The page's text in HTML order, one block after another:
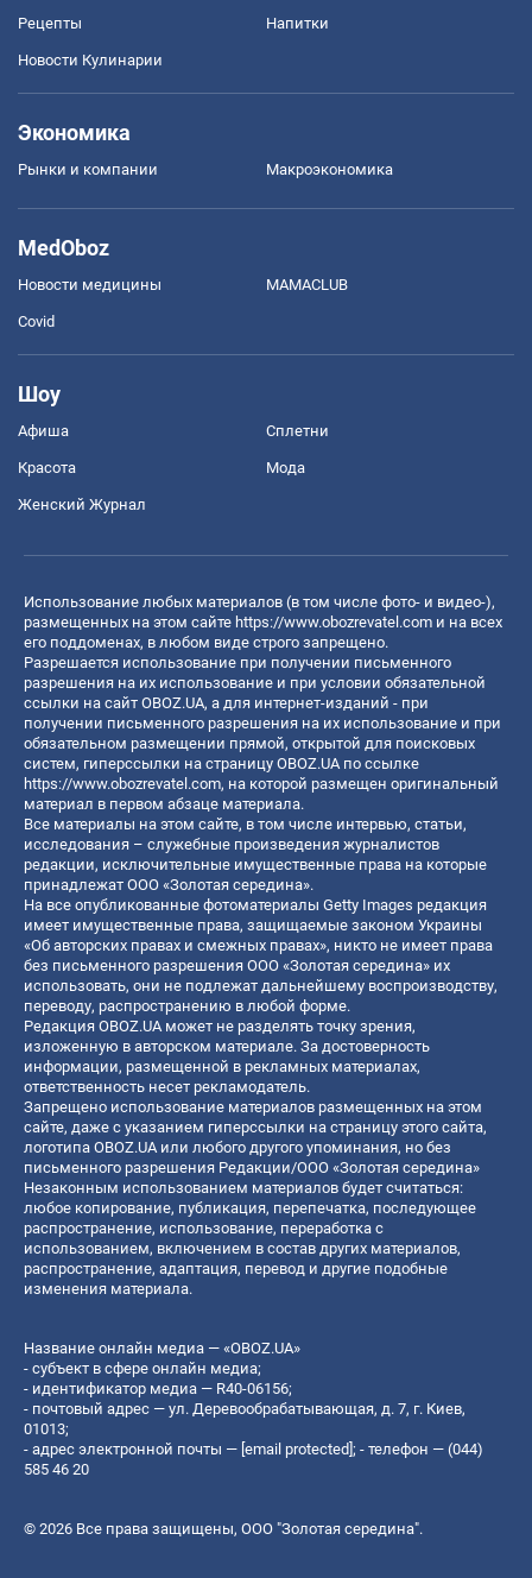
Рецепты Напитки
Новости Кулинарии
Экономика
Рынки и компании Mакроэкономика
MedOboz
Новости медицины MAMACLUB
Covid
Шоу
Афиша Сплетни
Красота Мода
Женский Журнал
Использование любых материалов (в том числе фото- и видео-),
размещенных на этом сайте https://www.obozrevatel.com и на всех
его поддоменах, в любом виде строго запрещено.
Разрешается использование при получении письменного
разрешения на их использование и при условии обязательной
ссылки на сайт OBOZ.UA, а для интернет-изданий - при
получении письменного разрешения на их использование и при
обязательном размещении прямой, открытой для поисковых
систем, гиперссылки на страницу OBOZ.UA по ссылке
https://www.obozrevatel.com, на которой размещен оригинальный
материал в первом абзаце материала.
Все материалы на этом сайте, в том числе интервью, статьи,
исследования – служебные произведения журналистов
редакции, исключительные имущественные права на которые
принадлежат ООО «Золотая середина».
На все опубликованные фотоматериалы Getty Images редакция
имеет имущественные права, защищаемые законом Украины
«Об авторских правах и смежных правах», никто не имеет права
без письменного разрешения ООО «Золотая середина» их
использовать, они не подлежат дальнейшему воспроизводству,
переводу, распространению в любой форме.
Редакция OBOZ.UA может не разделять точку зрения,
изложенную в авторском материале. За достоверность
информации, размещенной в рекламных материалах,
ответственность несет рекламодатель.
Запрещено использование материалов размещенных на этом
сайте, даже с указанием гиперссылки на страницу этого сайта,
логотипа OBOZ.UA или любого другого упоминания, но без
письменного разрешения Редакции/ООО «Золотая середина»
Незаконным использованием материалов будет считаться:
любое копирование, публикация, перепечатка, последующее
распространение, использование, переработка с
использованием, включением в состав других материалов,
распространение, адаптация, перевод и другие подобные
изменения материала.
Название онлайн медиа — «OBOZ.UA»
- субъект в сфере онлайн медиа;
- идентификатор медиа — R40-06156;
- почтовый адрес — ул. Деревообрабатывающая, д. 7, г. Киев,
01013;
- адрес электронной почты — [email protected]; - телефон — (044)
585 46 20
© 2026 Все права защищены, ООО "Золотая середина".